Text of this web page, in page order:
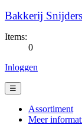
Bakkerij Snijders
Items:
0
Inloggen
☰
Assortiment
Meer